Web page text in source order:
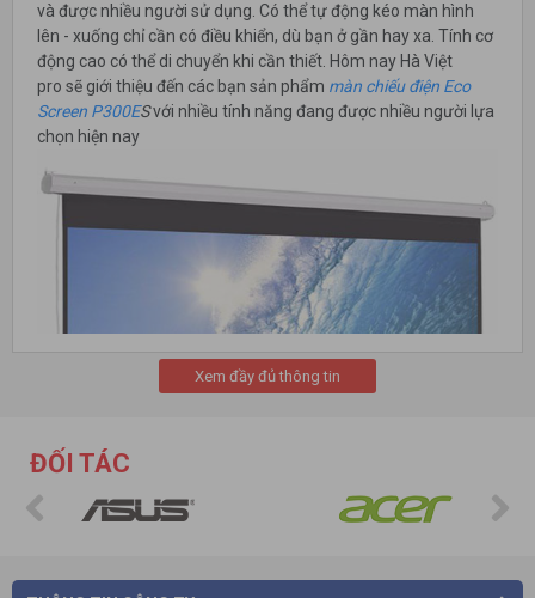
và được nhiều người sử dụng. Có thể tự động kéo màn hình
lên - xuống chỉ cần có điều khiển, dù bạn ở gần hay xa. Tính cơ
động cao có thể di chuyển khi cần thiết. Hôm nay Hà Việt
pro sẽ giới thiệu đến các bạn sản phẩm màn chiếu điện Eco
Screen P300ESvới nhiều tính năng đang được nhiều người lựa
chọn hiện nay
Màn chiếu được lắp đặt treo trên tường hay trên trần nhà, vừa
Xem đầy đủ thông tin
ĐỐI TÁC